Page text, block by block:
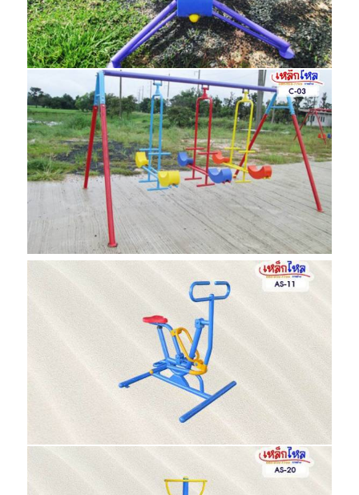
C-01 ม้าหมุน
เครื่องเล่นสนาม
C-03 ชิงช้าคู่ 6 ที่นั่ง
เครื่องเล่นสนาม
BL-06 อุปรณ์แกว่งสะโพก-ทรงตัวคู่
BL-08 อุปกรณ์โยกกรรเชียงบกเดี่ยว
BL-14 อุปกรณ์นวดฝ่าเท้าและออกกำลังขา
(แบบแป้นหมุน)
AS-11 เครื่องบริหารกล้ามเนื้อ ขา ข้างลำตัว